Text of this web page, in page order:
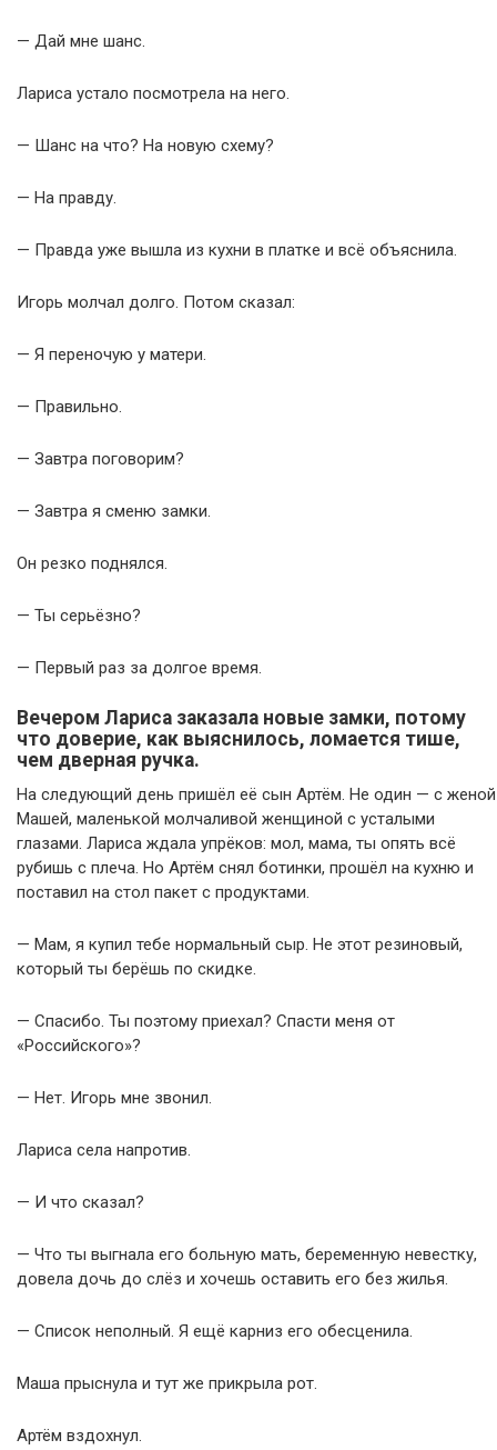
— Дай мне шанс.
Лариса устало посмотрела на него.
— Шанс на что? На новую схему?
— На правду.
— Правда уже вышла из кухни в платке и всё объяснила.
Игорь молчал долго. Потом сказал:
— Я переночую у матери.
— Правильно.
— Завтра поговорим?
— Завтра я сменю замки.
Он резко поднялся.
— Ты серьёзно?
— Первый раз за долгое время.
Вечером Лариса заказала новые замки, потому
что доверие, как выяснилось, ломается тише,
чем дверная ручка.
На следующий день пришёл её сын Артём. Не один — с женой
Машей, маленькой молчаливой женщиной с усталыми
глазами. Лариса ждала упрёков: мол, мама, ты опять всё
рубишь с плеча. Но Артём снял ботинки, прошёл на кухню и
поставил на стол пакет с продуктами.
— Мам, я купил тебе нормальный сыр. Не этот резиновый,
который ты берёшь по скидке.
— Спасибо. Ты поэтому приехал? Спасти меня от
«Российского»?
— Нет. Игорь мне звонил.
Лариса села напротив.
— И что сказал?
— Что ты выгнала его больную мать, беременную невестку,
довела дочь до слёз и хочешь оставить его без жилья.
— Список неполный. Я ещё карниз его обесценила.
Маша прыснула и тут же прикрыла рот.
Артём вздохнул.